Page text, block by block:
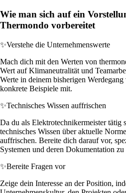
Wie man sich auf ein
Thermondo vorbereitet
✨Verstehe die Unternehmenswerte
Mach dich mit den Werten von
Wert auf Klimaneutralität und
Werte in deinem bisherigen
konkrete Beispiele mit.
✨Technisches Wissen auffrischen
Da du als Elektrotechnikermeister tätig
technisches Wissen über aktuelle
auffrischen. Bereite dich darauf vor,
Systemen und deren Dokumentation
✨Bereite Fragen vor
Zeige dein Interesse an der Position,